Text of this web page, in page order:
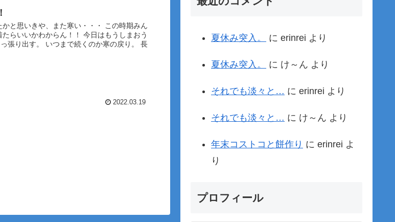
と思いきや、また寒い・・・ この時期みん
らいいかわからん！！ 今日はもうしまおう
張り出す。 いつまで続くのか寒の戻り。 長
2022.03.19
夏休み突入。 に erinrei より
夏休み突入。 に け～ん より
それでも淡々と… に erinrei より
それでも淡々と… に け～ん より
年末コストコと餅作り に erinrei よ
り
プロフィール